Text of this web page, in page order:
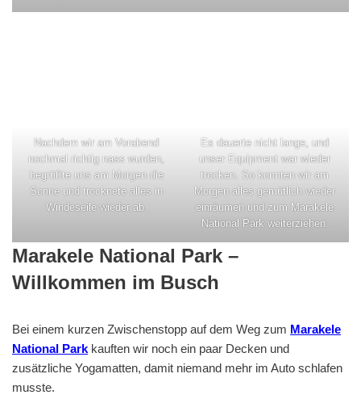
Nachdem wir am Vorabend
nochmal richtig nass wurden,
begrüßte uns am Morgen die
Sonne und trocknete alles in
Windeseile wieder ab.
Es dauerte nicht lange, und
unser Equipment war wieder
trocken. So konnten wir am
Morgen alles gemütlich wieder
einräumen und zum Marakele
National Park weiterziehen.
Marakele National Park –
Willkommen im Busch
Bei einem kurzen Zwischenstopp auf dem Weg zum Marakele
National Park kauften wir noch ein paar Decken und
zusätzliche Yogamatten, damit niemand mehr im Auto schlafen
musste.